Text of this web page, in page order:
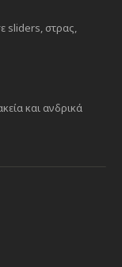
sliders, στρας,
και ανδρικά